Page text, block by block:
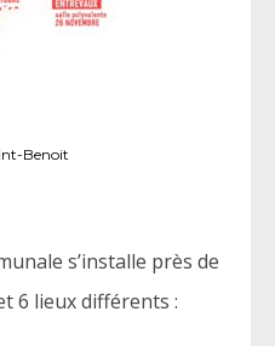
Benoit
s’installe près de
6 lieux différents :